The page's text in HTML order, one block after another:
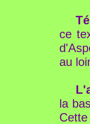
ce
au
la